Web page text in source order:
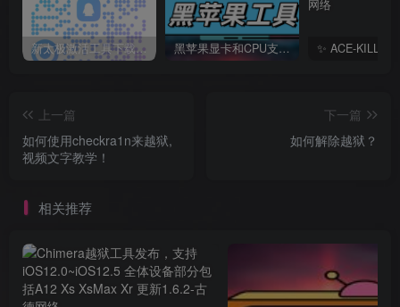
新太极激活工具下载/教程/充值/开户(QQ交流群号749113977) 黑苹果显卡和CPU支持情况以及购买硬件防踩坑指南
上一篇
如何使用checkra1n来越狱,
视频文字教学！
下一篇
如何解除越狱？
相关推荐